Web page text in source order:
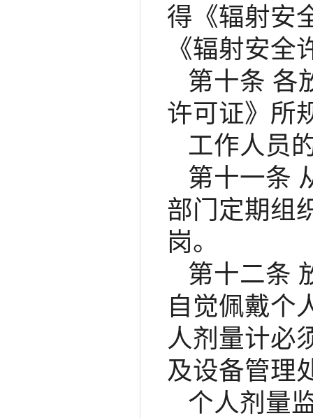
得《辐射安
《辐射安
第十条 各
许可证》所
工作人员
第十一条
部门定期组
岗。
第十二条
自觉佩戴个
人剂量计必
及设备管理
个人剂量